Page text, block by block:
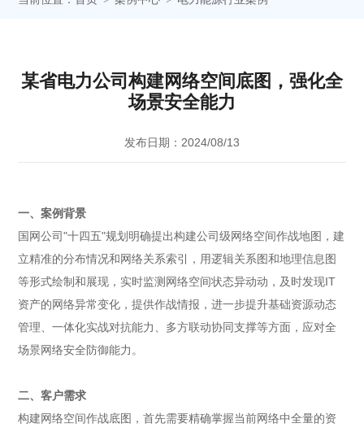
某省电力公司构建网络空间底图，强化全
场景安全能力
发布日期：2024/08/13
一、案例背景
国网公司"十四五"规划明确提出构建公司级网络空间作战地图，建
立精准的分布情况和网络关系索引，用逻辑关系图和地理信息图
等形式绘制和展现，实时监测网络空间状态异动动，及时发现IT
资产的网络异常变化，提供作战情报，进一步提升基础资源动态
管理、一体化实战对抗能力、多方联动协同支撑等方面，应对全
场景网络安全防御能力。
二、客户需求
构建网络空间作战底图，首先需要精确掌握当前网络中全量的资